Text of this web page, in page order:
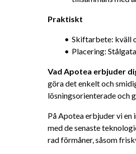
Praktiskt
Skiftarbete: kväll
Placering:
Vad Apotea erbjuder
göra det enkelt och
lösningsorienterade och
På Apotea erbjuder vi
med de senaste
rad förmåner, såsom